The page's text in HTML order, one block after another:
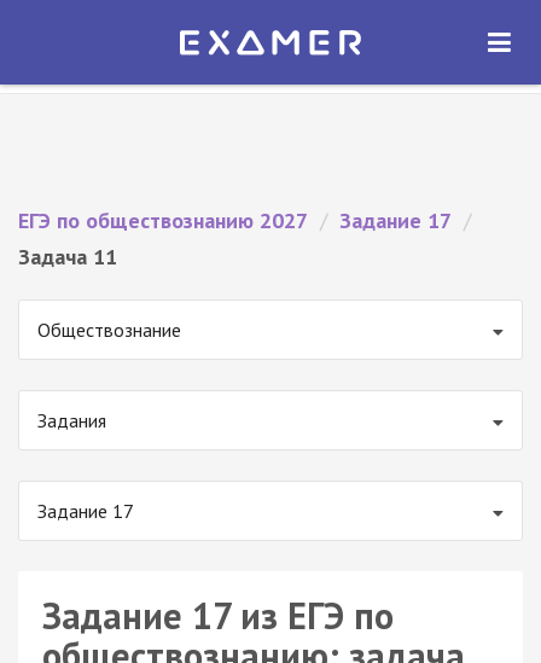
Экзамер — ЕГЭ 2027
ОТКРЫТЬ
ЕГЭ по обществознанию 2027 / Задание 17 /
Задача 11
Обществознание
Задания
Задание 17
Задание 17 из ЕГЭ по